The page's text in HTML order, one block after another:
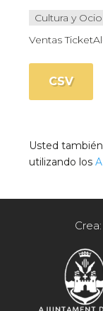
Cultura y Ocio
Ventas
CSV
Usted
utilizando los
Crea: